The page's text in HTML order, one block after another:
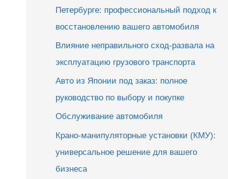
Петербурге: профессиональный подход к
восстановлению вашего автомобиля
Влияние неправильного сход-развала на
эксплуатацию грузового транспорта
Авто из Японии под заказ: полное
руководство по выбору и покупке
Обслуживание автомобиля
Крано-манипуляторные установки (КМУ):
универсальное решение для вашего
бизнеса